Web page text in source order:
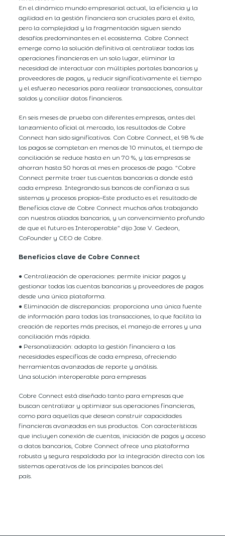
En el dinámico mundo empresarial actual, la eficiencia y la
agilidad en la gestión financiera son cruciales para el éxito,
pero la complejidad y la fragmentación siguen siendo
desafíos predominantes en el ecosistema. Cobre Connect
emerge como la solución definitiva al centralizar todas las
operaciones financieras en un solo lugar, eliminar la
necesidad de interactuar con múltiples portales bancarios y
proveedores de pagos, y reducir significativamente el tiempo
y el esfuerzo necesarios para realizar transacciones, consultar
saldos y conciliar datos financieros.
En seis meses de prueba con diferentes empresas, antes del
lanzamiento oficial al mercado, los resultados de Cobre
Connect han sido significativos. Con Cobre Connect, el 98 % de
los pagos se completan en menos de 10 minutos, el tiempo de
conciliación se reduce hasta en un 70 %, y las empresas se
ahorran hasta 50 horas al mes en procesos de pago. “Cobre
Connect permite traer tus cuentas bancarias a donde está
cada empresa. Integrando sus bancos de confianza a sus
sistemas y procesos propios–Este producto es el resultado de
Beneficios clave de Cobre Connect muchos años trabajando
con nuestros aliados bancarios, y un convencimiento profundo
de que el futuro es Interoperable” dijo Jose V. Gedeon,
CoFounder y CEO de Cobre.
Beneficios clave de Cobre Connect
● Centralización de operaciones: permite iniciar pagos y
gestionar todas las cuentas bancarias y proveedores de pagos
desde una única plataforma.
● Eliminación de discrepancias: proporciona una única fuente
de información para todas las transacciones, lo que facilita la
creación de reportes más precisos, el manejo de errores y una
conciliación más rápida.
● Personalización: adapta la gestión financiera a las
necesidades específicas de cada empresa, ofreciendo
herramientas avanzadas de reporte y análisis.
Una solución interoperable para empresas
Cobre Connect está diseñado tanto para empresas que
buscan centralizar y optimizar sus operaciones financieras,
como para aquellas que desean construir capacidades
financieras avanzadas en sus productos. Con características
que incluyen conexión de cuentas, iniciación de pagos y acceso
a datos bancarios, Cobre Connect ofrece una plataforma
robusta y segura respaldada por la integración directa con los
sistemas operativos de los principales bancos del
país.